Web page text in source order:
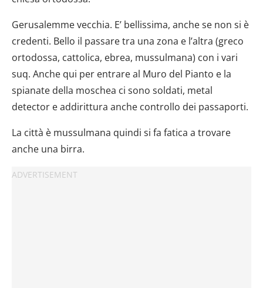
dalla Dichiarazione sui cookie.
Utilizziamo i cookie per personalizzare contenuti ed
annunci, per fornire funzionalità dei social media e per
analizzare il nostro traffico. Condividiamo inoltre
informazioni sul modo in cui utilizzi il nostro sito con i
nostri partner che si occupano di analisi dei dati web,
con altre informazioni che hai fornito loro o che hanno
raccolto dal tuo utilizzo dei loro servizi.
Gerusalemme vecchia. E’ bellissima, anche se non si è
credenti. Bello il passare tra una zona e l’altra (greco
ortodossa, cattolica, ebrea, mussulmana) con i vari
suq. Anche qui per entrare al Muro del Pianto e la
spianate della moschea ci sono soldati, metal
detector e addirittura anche controllo dei passaporti.
La città è mussulmana quindi si fa fatica a trovare
anche una birra.